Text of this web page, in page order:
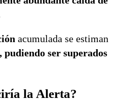
acumulada se estiman
ser superados
la Alerta?